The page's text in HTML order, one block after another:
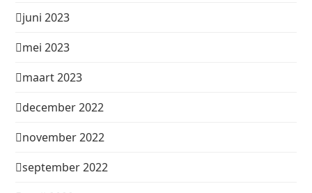
juni 2023
mei 2023
maart 2023
december 2022
november 2022
september 2022